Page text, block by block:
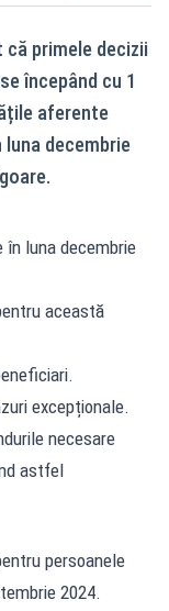
că primele decizii
începând cu 1
aferente
decembrie
luna decembrie
această
excepționale.
necesare
astfel
persoanele
2024.